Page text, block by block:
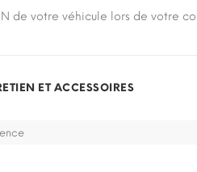
de votre véhicule lors de votre
ET ACCESSOIRES